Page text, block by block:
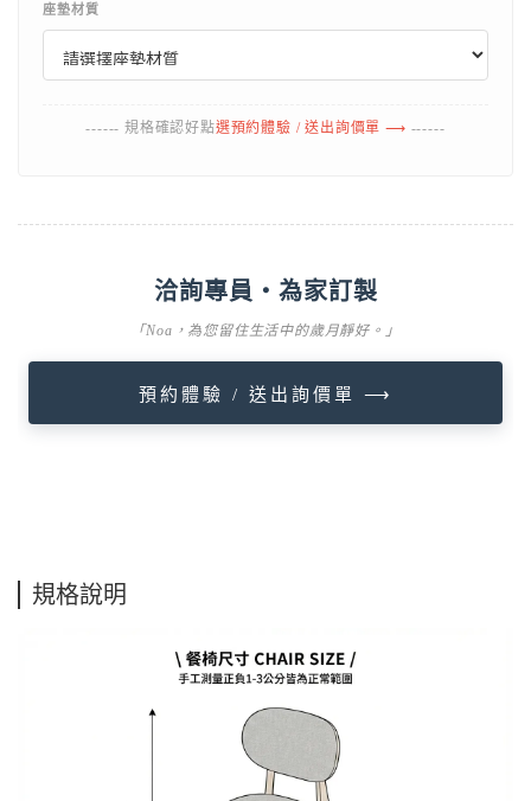
座墊材質
------ 規格確認好點選預約體驗 / 送出詢價單 ⟶ ------
洽詢專員・為家訂製
「Noa，為您留住生活中的歲月靜好。」
預約體驗 / 送出詢價單 ⟶
規格說明